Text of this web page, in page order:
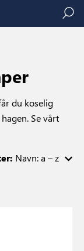
du koselig
Se vårt
Navn: a – z